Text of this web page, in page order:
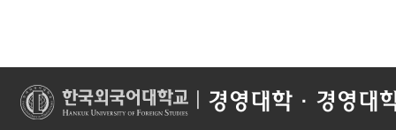
경영대학·경영대